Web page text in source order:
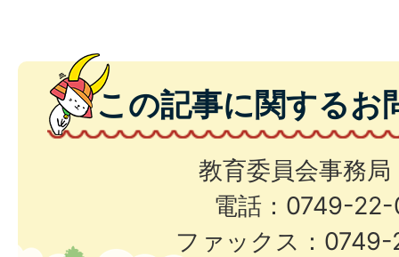
この記事に関するお
教育委員会事務局
電話：0749-
ファックス：